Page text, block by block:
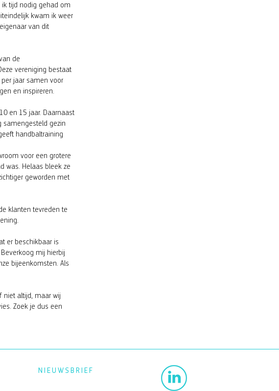
tijd nodig gehad om
kwam ik weer
van dit
de
vereniging bestaat
jaar samen voor
en inspireren.
en 15 jaar. Daarnaast
samengesteld gezin
handbaltraining
voor een grotere
was. Helaas bleek ze
geworden met
klanten tevreden te
er beschikbaar is
mij hierbij
bijeenkomsten. Als
niet altijd, maar wij
Zoek je dus een
NIEUWSBRIEF